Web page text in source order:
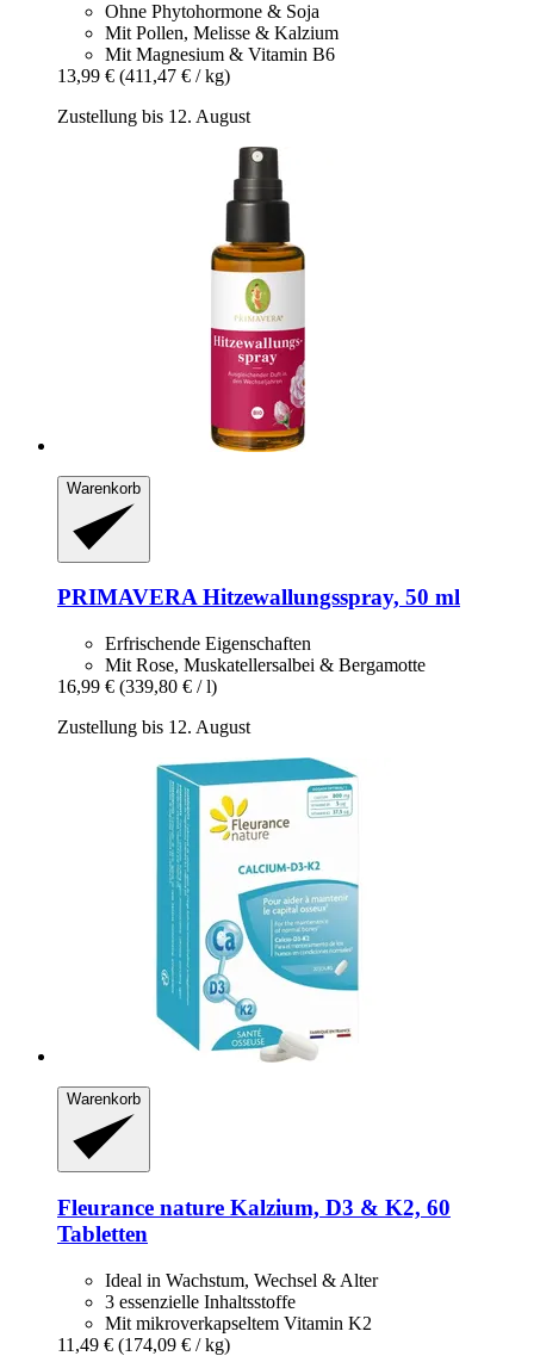
Ohne Phytohormone & Soja
Mit Pollen, Melisse & Kalzium
Mit Magnesium & Vitamin B6
13,99 € (411,47 € / kg)
Zustellung bis 12. August
Warenkorb
PRIMAVERAHitzewallungsspray, 50 ml
Erfrischende Eigenschaften
Mit Rose, Muskatellersalbei & Bergamotte
16,99 € (339,80 € / l)
Zustellung bis 12. August
Warenkorb
Fleurance nature Kalzium, D3 & K2, 60
Tabletten
Ideal in Wachstum, Wechsel & Alter
3 essenzielle Inhaltsstoffe
Mit mikroverkapseltem Vitamin K2
11,49 € (174,09 € / kg)